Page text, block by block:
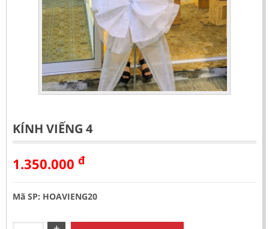
KÍNH VIẾNG 4
1.350.000 đ
Mã SP: HOAVIENG20